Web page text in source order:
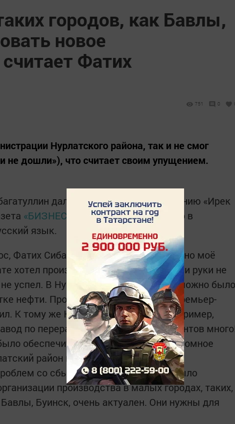
городов, как Бавлы,
новое
Фатих
751 0
Нурлатского района, так и не смог
не дошли»), что считает своим упущением.
дал большое интервью изданию «Ирек
«БИЗНЕС Online»опубликовала его в
язык.
Фатих Сибагатуллин сказал: «Ещё одно моё
хотел производство открыть, да так и руки не
успел. В Нурлате добывают нефть, можно было
нефти. Проект был, его тогда ещё премьер-
К тому же Нурлат богат лесами. Например,
по переработке древесины. Вариантов
обеспечить рабочими местами огромное
район граничит с Самарской,
со сбытом товара не должно было
производства в малых городах, таких,
Буинск, очень актуален. Они нужны для